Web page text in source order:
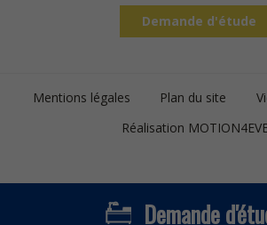
Demande d'étude
Footer
Mentions légales Plan du site
Réalisation
Demande